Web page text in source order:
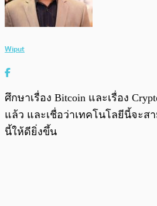
Wiput
ศึกษาเรื่อง Bitcoin และเรื่อง
แล้ว และเชื่อว่าเทคโนโลยีนี้จะส
นี้ให้ดียิ่งขึ้น